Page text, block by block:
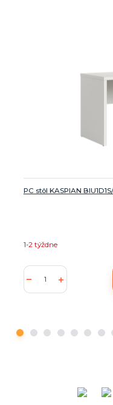
PC stôl KASPIAN
1-2 týždne